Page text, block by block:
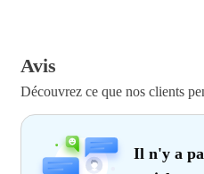
Avis
Découvrez ce que nos clients
Il n'y a